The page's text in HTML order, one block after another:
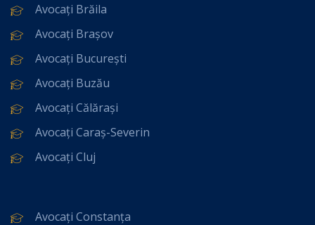
Avocați Brăila
Avocați Brașov
Avocați București
Avocați Buzău
Avocați Călărași
Avocați Caraș-Severin
Avocați Cluj
Avocați Constanța